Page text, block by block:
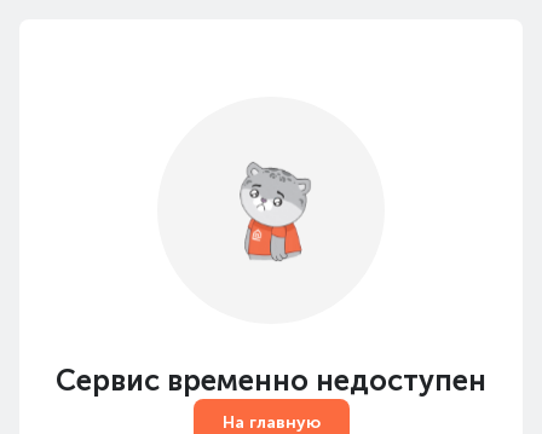
Сервис временно недоступен
На главную